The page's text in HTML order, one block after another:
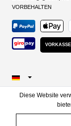
VORBEHALTEN
VORKASSE
Diese Website